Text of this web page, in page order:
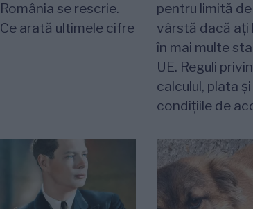
România se rescrie.
Ce arată ultimele cifre
pentru limită de
vârstă dacă ați
în mai multe
UE. Reguli
calculul, plata și
condițiile de